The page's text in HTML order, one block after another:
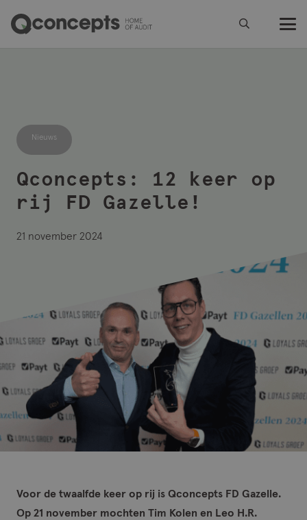
Nieuws
Qconcepts: 12 keer op
rij FD Gazelle!
21 november 2024
Voor de twaalfde keer op rij is Qconcepts FD Gazelle.
Op 21 november mochten Tim Kolen en Leo H.R.